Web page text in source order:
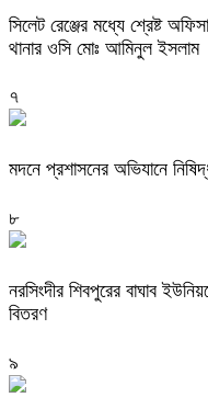
সিলেট রেঞ্জের মধ্যে শ্রেষ্ট
থানার ওসি মোঃ আমিনুল ইসলাম
৭
মদনে প্রশাসনের অভিযানে
৮
নরসিংদীর শিবপুরের বাঘাব
বিতরণ
৯